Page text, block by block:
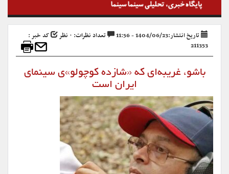
تاریخ انتشار:1404/06/23 - 11:56 تعداد نظرات: ۰ نظر
کد خبر :
211353
باشو، غریبه‌ای که «شازده کوچولو»ی سینمای
ایران است